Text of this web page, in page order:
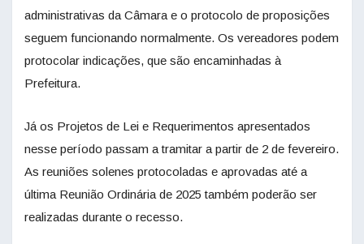
administrativas da Câmara e o protocolo de proposições
seguem funcionando normalmente. Os vereadores podem
protocolar indicações, que são encaminhadas à
Prefeitura.
Já os Projetos de Lei e Requerimentos apresentados
nesse período passam a tramitar a partir de 2 de fevereiro.
As reuniões solenes protocoladas e aprovadas até a
última Reunião Ordinária de 2025 também poderão ser
realizadas durante o recesso.